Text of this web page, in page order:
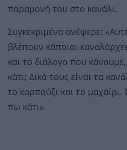
παραμονή του στο κανάλι.
Συγκεκριμένα ανέφερε:
βλέπουν κάποιοι
και το διάλογο που
κάτι; Δικά τους είναι τα
το καρπούζι και το
πω κάτι».